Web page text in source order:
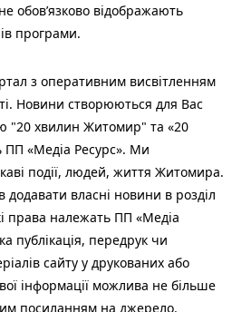
обов’язково відображають
програми.
з оперативним висвітленням
Новини створюються для Вас
"20 хвилин Житомир" та «20
ПП «Медіа Ресурс». Ми
події, людей, життя Житомира.
додавати власні новини в розділ
права належать ПП «Медіа
публiкацiя, передрук чи
сайту у друкованих або
інформації можлива не більше
посиланням на джерело.